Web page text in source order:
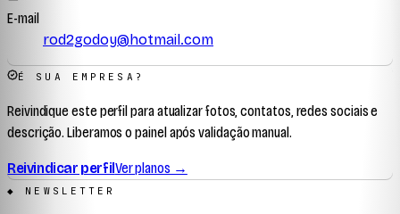
E-mail
rod2godoy@hotmail.com
É SUA EMPRESA?
Reivindique este perfil para atualizar fotos, contatos, redes sociais e
descrição. Liberamos o painel após validação manual.
Reivindicar perfilVer planos →
◆ NEWSLETTER